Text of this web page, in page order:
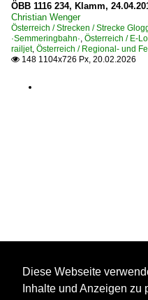
Schweiz
Bahnhöfe
Buchs SG
4 420 Re 420 Re
ÖBB 1116 234, Klamm,
Christian Wenger
Österreich / Strecken / Strecke
·Semmeringbahn·, Österreich / E-
railjet, Österreich / Regional- und
 148 1104x726 Px, 20.02.2026
Diese Webseite
Inhalte und Anzeigen zu